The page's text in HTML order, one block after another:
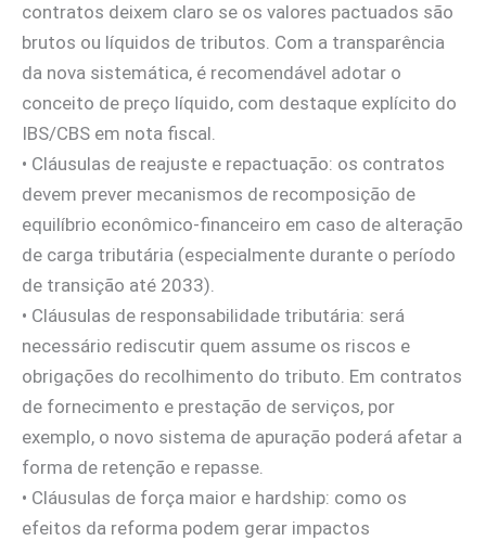
contratos deixem claro se os valores pactuados são
brutos ou líquidos de tributos. Com a transparência
da nova sistemática, é recomendável adotar o
conceito de preço líquido, com destaque explícito do
IBS/CBS em nota fiscal.
• Cláusulas de reajuste e repactuação: os contratos
devem prever mecanismos de recomposição de
equilíbrio econômico-financeiro em caso de alteração
de carga tributária (especialmente durante o período
de transição até 2033).
• Cláusulas de responsabilidade tributária: será
necessário rediscutir quem assume os riscos e
obrigações do recolhimento do tributo. Em contratos
de fornecimento e prestação de serviços, por
exemplo, o novo sistema de apuração poderá afetar a
forma de retenção e repasse.
• Cláusulas de força maior e hardship: como os
efeitos da reforma podem gerar impactos